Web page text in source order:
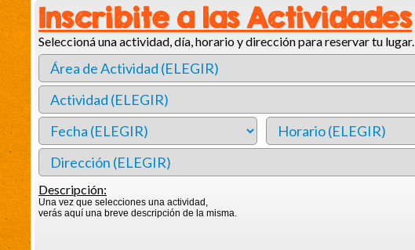
Inscribite a las Actividades
Seleccioná una actividad, día, horario y dirección para reservar tu lugar.
Descripción:
Una vez que selecciones una actividad,
verás aquí una breve descripción de la misma.